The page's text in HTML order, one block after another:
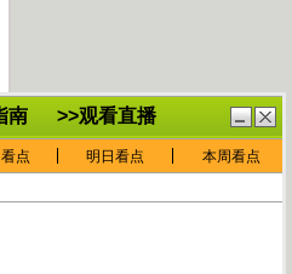
抽
鏈
€灏
忓
寲